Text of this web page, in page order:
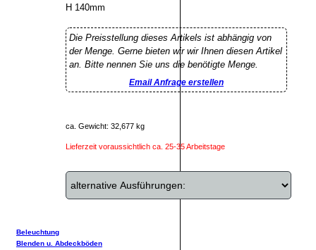
H 140mm
Die Preisstellung dieses Artikels ist abhängig von
der Menge. Gerne bieten wir wir Ihnen diesen Artikel
an. Bitte nennen Sie uns die benötigte Menge.
Email Anfrage erstellen
ca. Gewicht: 32,677 kg
Lieferzeit voraussichtlich ca. 25-35 Arbeitstage
Beleuchtung
Blenden u. Abdeckböden